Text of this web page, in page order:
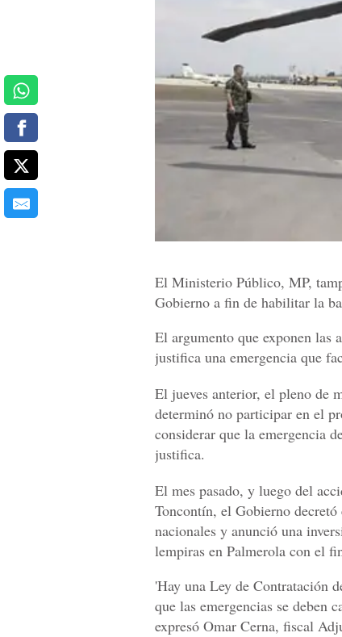
El Ministerio Público, MP,
Gobierno a fin de habilitar la
El argumento que exponen las
justifica una emergencia que
El jueves anterior, el pleno de
determinó no participar en el
considerar que la emergencia
justifica.
El mes pasado, y luego del
Toncontín, el Gobierno decretó
nacionales y anunció una
lempiras en Palmerola con el
'Hay una Ley de Contratación
que las emergencias se deben
expresó Omar Cerna, fiscal